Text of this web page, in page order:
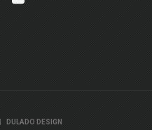
DULADO DESIGN